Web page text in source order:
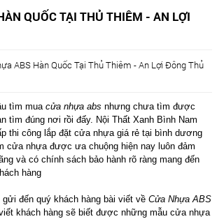
QUỐC TẠI THỦ THIÊM - AN LỢI
ABS Hàn Quốc Tại Thủ Thiêm - An Lợi Đông Thủ
tìm mua cửa nhựa abs nhưng chưa tìm được
tìm đúng nơi rồi đấy. Nội Thất Xanh Bình Nam
thi công lắp đặt cửa nhựa giá rẻ tại bình dương
cửa nhựa được ưa chuộng hiện nay luôn đảm
và có chính sách bảo hành rõ ràng mang đến
hàng
đến quý khách hàng bài viết vềCửa Nhựa ABS
khách hàng sẽ biết được những mẫu cửa nhựa